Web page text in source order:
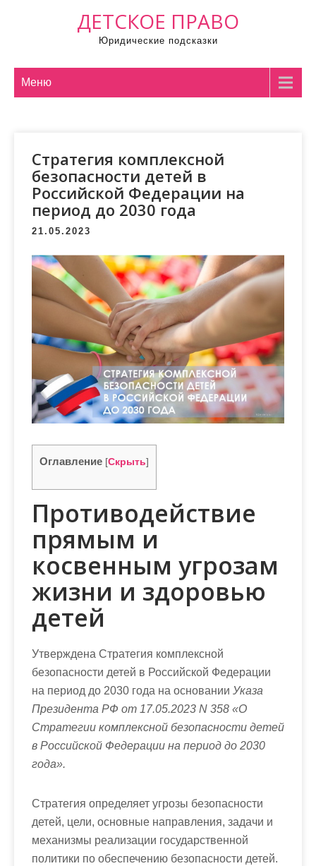
ДЕТСКОЕ ПРАВО
Юридические подсказки
Меню
Стратегия комплексной
безопасности детей в
Российской Федерации на
период до 2030 года
21.05.2023
Оглавление [Скрыть]
Противодействие
прямым и
косвенным угрозам
жизни и здоровью
детей
Утверждена Стратегия комплексной
безопасности детей в Российской Федерации
на период до 2030 года на основании Указа
Президента РФ от 17.05.2023 N 358 «О
Стратегии комплексной безопасности детей
в Российской Федерации на период до 2030
года».
Стратегия определяет угрозы безопасности
детей, цели, основные направления, задачи и
механизмы реализации государственной
политики по обеспечению безопасности детей.